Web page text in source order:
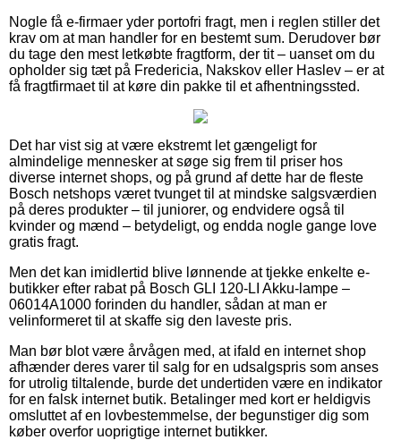
Nogle få e-firmaer yder portofri fragt, men i reglen stiller det
krav om at man handler for en bestemt sum. Derudover bør
du tage den mest letkøbte fragtform, der tit – uanset om du
opholder sig tæt på Fredericia, Nakskov eller Haslev – er at
få fragtfirmaet til at køre din pakke til et afhentningssted.
Det har vist sig at være ekstremt let gængeligt for
almindelige mennesker at søge sig frem til priser hos
diverse internet shops, og på grund af dette har de fleste
Bosch netshops været tvunget til at mindske salgsværdien
på deres produkter – til juniorer, og endvidere også til
kvinder og mænd – betydeligt, og endda nogle gange love
gratis fragt.
Men det kan imidlertid blive lønnende at tjekke enkelte e-
butikker efter rabat på Bosch GLI 120-LI Akku-lampe –
06014A1000 forinden du handler, sådan at man er
velinformeret til at skaffe sig den laveste pris.
Man bør blot være årvågen med, at ifald en internet shop
afhænder deres varer til salg for en udsalgspris som anses
for utrolig tiltalende, burde det undertiden være en indikator
for en falsk internet butik. Betalinger med kort er heldigvis
omsluttet af en lovbestemmelse, der begunstiger dig som
køber overfor uoprigtige internet butikker.